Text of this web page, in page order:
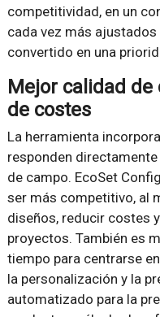
competitividad, en un
cada vez más
convertido en una
Mejor calidad
de costes
La herramienta
responden
de campo. EcoSet
ser más competitivo, al
diseños, reducir costes
proyectos. También es
tiempo para centrarse
la personalización y la
automatizado para la